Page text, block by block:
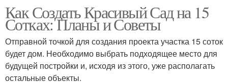
Как Создать Красивый Сад на 15
Сотках: Планы и Советы
Отправной точкой для создания проекта участка 15 соток
будет дом. Необходимо выбрать подходящее место для
будущей постройки и, исходя из этого, уже располагать
остальные объекты.